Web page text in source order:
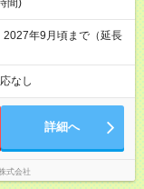
間)
年9月頃まで（延長
なし
詳細へ
式会社